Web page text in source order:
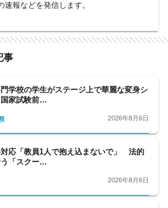
速報などを発信します。
事
学校の学生がステージ上で華麗な変身シ
家試験前…
2026年8月6日
対応「教員1人で抱え込まないで」 法的
「スクー…
2026年8月6日